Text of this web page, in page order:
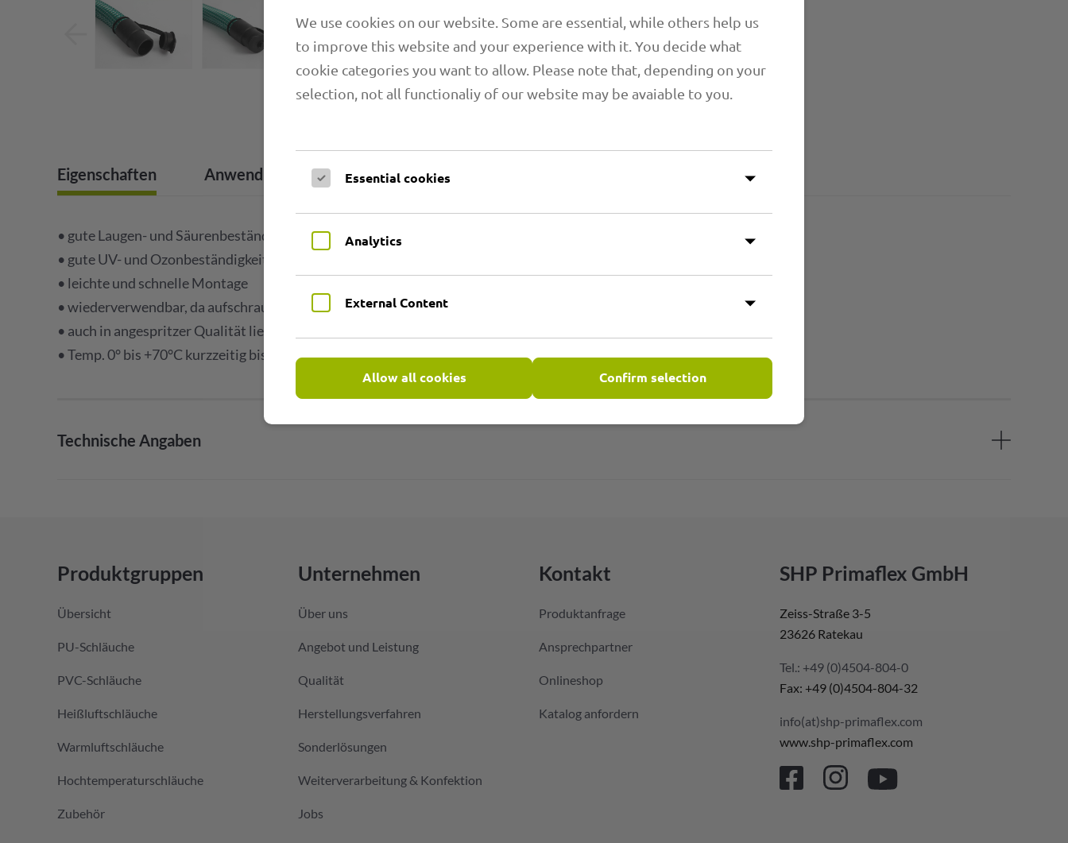
Eigenschaften Anwendungsbereiche
• gute Laugen- und Säurenbeständigkeit
• gute UV- und Ozonbeständigkeit
• leichte und schnelle Montage
• wiederverwendbar, da aufschraubbar
• auch in angespritzer Qualität lieferbar
• Temp. 0° bis +70°C kurzzeitig bis +80°C
Technische Angaben
Produktgruppen
Übersicht
PU-Schläuche
PVC-Schläuche
Heißluftschläuche
Warmluftschläuche
Hochtemperaturschläuche
Zubehör
Unternehmen
Über uns
Angebot und Leistung
Qualität
Herstellungsverfahren
Sonderlösungen
Weiterverarbeitung & Konfektion
Jobs
Kontakt
Produktanfrage
Ansprechpartner
Onlineshop
Katalog anfordern
SHP Primaflex GmbH
Zeiss-Straße 3-5
23626 Ratekau
Tel.: +49 (0)4504-804-0
Fax: +49 (0)4504-804-32
info(at)shp-primaflex.com
www.shp-primaflex.com
We use cookies on our website. Some are essential, while others help us
to improve this website and your experience with it. You decide what
cookie categories you want to allow. Please note that, depending on your
selection, not all functionaliy of our website may be avaiable to you.
Essential cookies
Analytics
External Content
Allow all cookies Confirm selection